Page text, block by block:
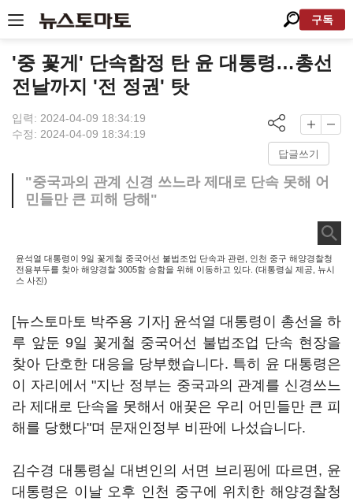
구독
'중 꽃게' 단속함정 탄 윤 대통령…총선
전날까지 '전 정권' 탓
입력: 2024-04-09 18:34:19
수정: 2024-04-09 18:34:19
답글쓰기
"중국과의 관계 신경 쓰느라 제대로 단속 못해 어
민들만 큰 피해 당해"
윤석열 대통령이 9일 꽃게철 중국어선 불법조업 단속과 관련, 인천 중구 해양경찰청
전용부두를 찾아 해양경찰 3005함 승함을 위해 이동하고 있다. (대통령실 제공, 뉴시
스 사진)
[뉴스토마토 박주용 기자] 윤석열 대통령이 총선을 하
루 앞둔 9일 꽃게철 중국어선 불법조업 단속 현장을
찾아 단호한 대응을 당부했습니다. 특히 윤 대통령은
이 자리에서 "지난 정부는 중국과의 관계를 신경쓰느
라 제대로 단속을 못해서 애꿎은 우리 어민들만 큰 피
해를 당했다"며 문재인정부 비판에 나섰습니다.
김수경 대통령실 대변인의 서면 브리핑에 따르면, 윤
대통령은 이날 오후 인천 중구에 위치한 해양경찰청